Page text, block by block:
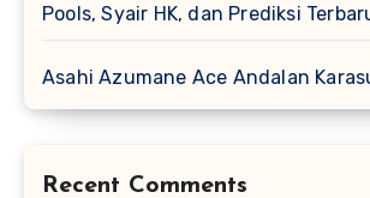
Pools, Syair HK, dan Prediksi
Asahi Azumane Ace Andalan
Recent Comments